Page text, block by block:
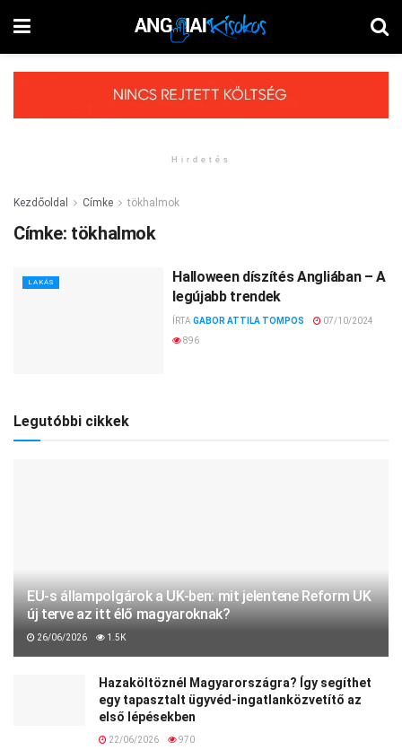
Hirdetés
Kezdőoldal Címke tökhalmok
Címke: tökhalmok
LAKÁS
Halloween díszítés Angliában – A
legújabb trendek
ÍRTA GABOR ATTILA TOMPOS
07/10/2024
896
Legutóbbi cikkek
EU-s állampolgárok a UK-ben: mit jelentene Reform UK
új terve az itt élő magyaroknak?
26/06/2026 1.5K
Hazaköltöznél Magyarországra? Így segíthet
egy tapasztalt ügyvéd-ingatlanközvetítő az
első lépésekben
22/06/2026 970